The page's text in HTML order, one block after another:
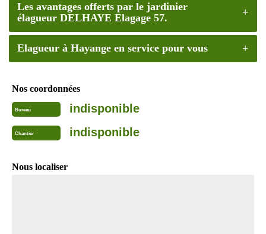
Les avantages offerts par le jardinier
élagueur DELHAYE Elagage 57.
Elagueur à Hayange en service pour vous
Nos coordonnées
Bureau indisponible
Chantier indisponible
Nous localiser